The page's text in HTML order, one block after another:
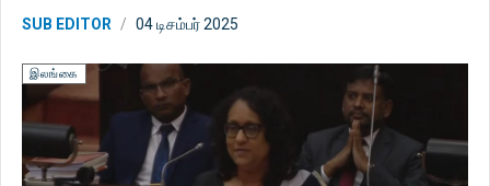
SUB EDITOR 04 டிசம்பர் 2025
இலங்கை